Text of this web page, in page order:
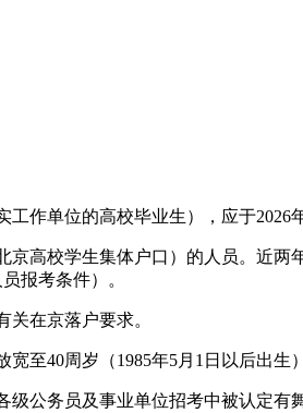
作单位的高校毕业生），应于2026
高校学生集体户口）的人员。近
报考条件）。
在京落户要求。
至40周岁（1985年5月1日以后出生）
公务员及事业单位招考中被认定